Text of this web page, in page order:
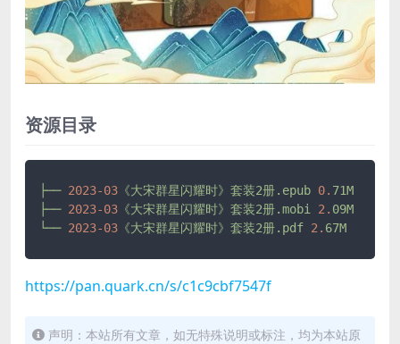
资源目录
├── 2023-03 《大宋群星闪耀时》套装2册.epub 0. 71M
├── 2023-03 《大宋群星闪耀时》套装2册.mobi 2. 09M
└── 2023-03 《大宋群星闪耀时》套装2册.pdf 2. 67M
https://pan.quark.cn/s/c1c9cbf7547f
声明：本站所有文章，如无特殊说明或标注，均为本站原